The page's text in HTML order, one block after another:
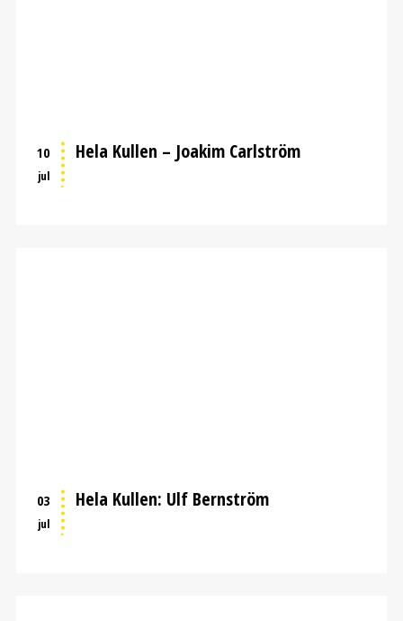
10
jul
Hela Kullen – Joakim Carlström
03
jul
Hela Kullen: Ulf Bernström